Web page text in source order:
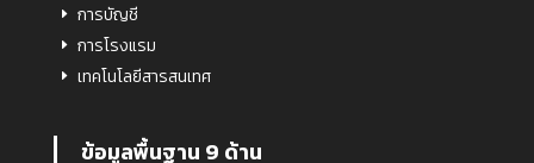
การบัญชี
การโรงแรม
เทคโนโลยีสารสนเทศ
ข้อมูลพื้นฐาน 9 ด้าน